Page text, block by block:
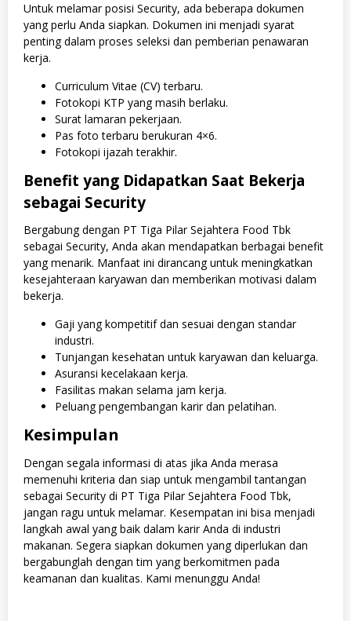
Untuk melamar posisi Security, ada beberapa dokumen
yang perlu Anda siapkan. Dokumen ini menjadi syarat
penting dalam proses seleksi dan pemberian penawaran
kerja.
Curriculum Vitae (CV) terbaru.
Fotokopi KTP yang masih berlaku.
Surat lamaran pekerjaan.
Pas foto terbaru berukuran 4×6.
Fotokopi ijazah terakhir.
Benefit yang Didapatkan Saat Bekerja
sebagai Security
Bergabung dengan PT Tiga Pilar Sejahtera Food Tbk
sebagai Security, Anda akan mendapatkan berbagai benefit
yang menarik. Manfaat ini dirancang untuk meningkatkan
kesejahteraan karyawan dan memberikan motivasi dalam
bekerja.
Gaji yang kompetitif dan sesuai dengan standar
industri.
Tunjangan kesehatan untuk karyawan dan keluarga.
Asuransi kecelakaan kerja.
Fasilitas makan selama jam kerja.
Peluang pengembangan karir dan pelatihan.
Kesimpulan
Dengan segala informasi di atas jika Anda merasa
memenuhi kriteria dan siap untuk mengambil tantangan
sebagai Security di PT Tiga Pilar Sejahtera Food Tbk,
jangan ragu untuk melamar. Kesempatan ini bisa menjadi
langkah awal yang baik dalam karir Anda di industri
makanan. Segera siapkan dokumen yang diperlukan dan
bergabunglah dengan tim yang berkomitmen pada
keamanan dan kualitas. Kami menunggu Anda!